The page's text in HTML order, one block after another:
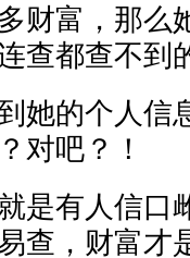
财富，那么
查都查不到
她的个人信
对吧？！
是有人信口
查，财富才